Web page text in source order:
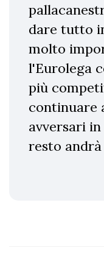
dare tutto
molto
l'Eurolega
più
continuare
avversari
resto andrà